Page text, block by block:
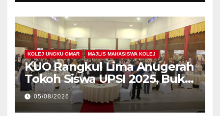
KOLEJ UNGKU OMAR MAJLIS MAHASISWA KOLEJ
KUO Rangkul Lima Anugerah
Tokoh Siswa UPSI 2025, Bukti
Kecemerlangan Mahasiswa
Holistik
05/08/2026